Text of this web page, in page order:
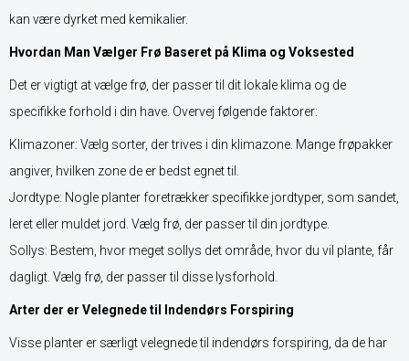
kan være dyrket med kemikalier.
Hvordan Man Vælger Frø Baseret på Klima og Voksested
Det er vigtigt at vælge frø, der passer til dit lokale klima og de
specifikke forhold i din have. Overvej følgende faktorer:
Klimazoner: Vælg sorter, der trives i din klimazone. Mange frøpakker
angiver, hvilken zone de er bedst egnet til.
Jordtype: Nogle planter foretrækker specifikke jordtyper, som sandet,
leret eller muldet jord. Vælg frø, der passer til din jordtype.
Sollys: Bestem, hvor meget sollys det område, hvor du vil plante, får
dagligt. Vælg frø, der passer til disse lysforhold.
Arter der er Velegnede til Indendørs Forspiring
Visse planter er særligt velegnede til indendørs forspiring, da de har